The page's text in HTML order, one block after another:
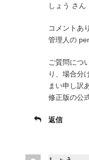
しょう さん
コメントあ
管理人の
ご質問につ
り、場合分
まい申し訳
修正版の公
返信